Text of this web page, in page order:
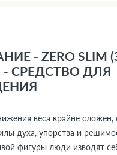
- ZERO SLIM
СРЕДСТВО ДЛЯ
веса крайне сложен,
духа, упорства и
фигуры люди изводят